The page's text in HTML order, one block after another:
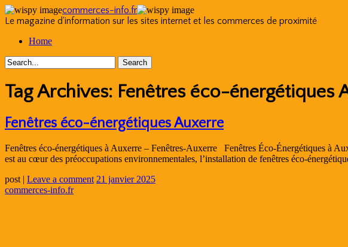
commerces-info.fr
Le magazine d'information sur les sites internet et les commerces de proximité
Skip
content
Home
Tag Archives: Fenêtres éco-énergétiques
Fenêtres éco-énergétiques Auxerre
Fenêtres éco-énergétiques à Auxerre – Fenêtres-Auxerre Fenêtres Éco-Énergétiques à
est au cœur des préoccupations environnementales, l’installation de fenêtres éco-
post | Leave a comment 21 janvier 2025
commerces-info.fr